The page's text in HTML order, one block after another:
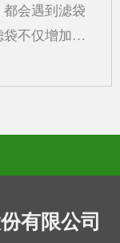
加外壳定型
向往往被锁
可能需要重
会遇到滤袋
不仅增加了
节奏，武汉
程中发现，
。一、气流
备内部气流
流动的气流会
用的滤袋，
有限公司